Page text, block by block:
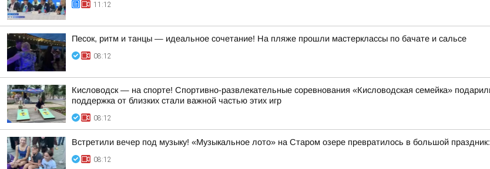
11:12
Песок, ритм и танцы — идеальное сочетание! На пляже прошли мастерклассы по бачате и сальсе
08:12
Кисловодск — на спорте! Спортивно-развлекательные соревнования «Кисловодская семейка»
поддержка от близких стали важной частью этих игр
08:12
Встретили вечер под музыку! «Музыкальное лото» на Старом озере превратилось в большой
08:12